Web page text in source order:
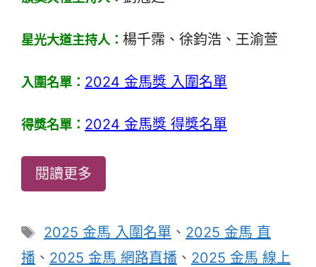
星光大道主持人： 楊千霈、徐鈞浩、王渝萱
入圍名單： 2024 金馬獎 入圍名單
得獎名單： 2024 金馬獎 得獎名單
閱讀更多
標
籤
2025 金馬 入圍名單 、 2025 金馬 直
播 、 2025 金馬 網路直播 、 2025 金馬 線上